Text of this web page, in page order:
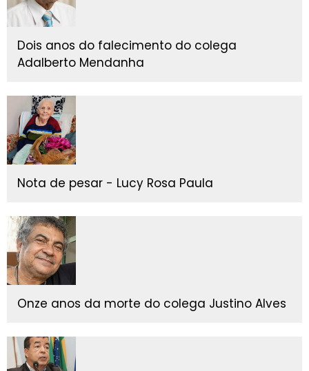
Dois anos do falecimento do colega
Adalberto Mendanha
Nota de pesar - Lucy Rosa Paula
Onze anos da morte do colega Justino Alves